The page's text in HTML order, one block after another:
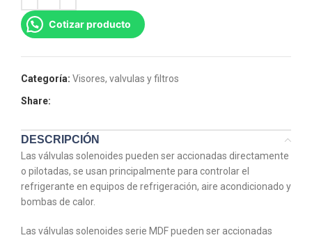
Cotizar producto
Categoría: Visores, valvulas y filtros
Share:
DESCRIPCIÓN
Las válvulas solenoides pueden ser accionadas directamente
o pilotadas, se usan principalmente para controlar el
refrigerante en equipos de refrigeración, aire acondicionado y
bombas de calor.
Las válvulas solenoides serie MDF pueden ser accionadas